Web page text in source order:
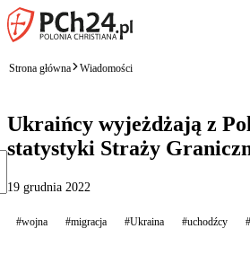
Strona główna Wiadomości
Ukraińcy wyjeżdżają z
statystyki Straży
19 grudnia 2022
#wojna #migracja #Ukraina #uchodźcy